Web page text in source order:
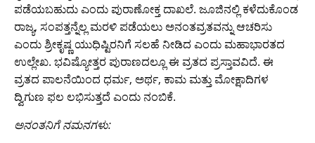
ಪಡೆಯಬಹುದು ಎಂದು ಪುರಾಣೋಕ್ತ ದಾಖಲೆ. ಜೂಜಿನಲ್ಲಿ ಕಳೆದುಕೊಂಡ
ರಾಜ್ಯ, ಸಂಪತ್ತನ್ನೆಲ್ಲ ಮರಳಿ ಪಡೆಯಲು ಅನಂತವ್ರತವನ್ನು ಆಚರಿಸು
ಎಂದು ಶ್ರೀಕೃಷ್ಣ ಯುಧಿಷ್ಟಿರನಿಗೆ ಸಲಹೆ ನೀಡಿದ ಎಂದು ಮಹಾಭಾರತದ
ಉಲ್ಲೇಖ. ಭವಿಷ್ಯೋತ್ತರ ಪುರಾಣದಲ್ಲೂ ಈ ವ್ರತದ ಪ್ರಸ್ತಾವವಿದೆ. ಈ
ವ್ರತದ ಪಾಲನೆಯಿಂದ ಧರ್ಮ, ಅರ್ಥ, ಕಾಮ ಮತ್ತು ಮೋಕ್ಷಾದಿಗಳ
ದ್ವಿಗುಣ ಫ‌ಲ ಲಭಿಸುತ್ತದೆ ಎಂದು ನಂಬಿಕೆ.
ಅನಂತನಿಗೆ ನಮನಗಳು: